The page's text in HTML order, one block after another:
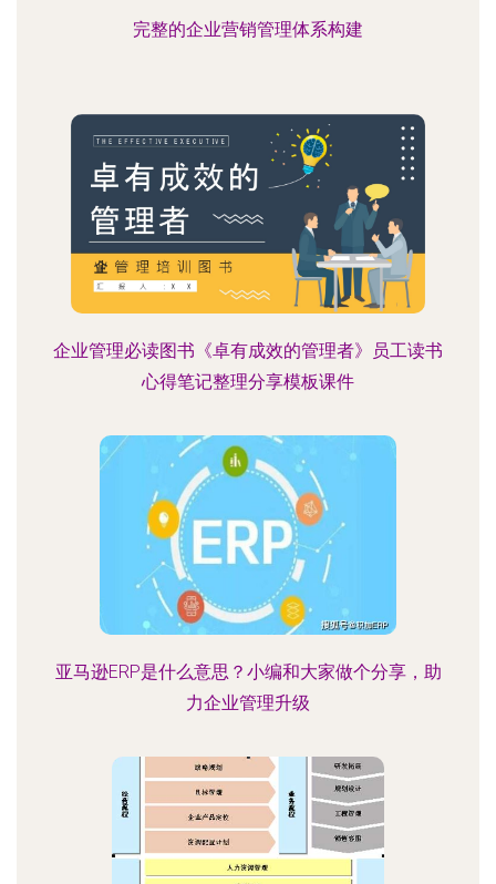
完整的企业营销管理体系构建
企业管理必读图书《卓有成效的管理者》员工读书
心得笔记整理分享模板课件
亚马逊ERP是什么意思？小编和大家做个分享，助
力企业管理升级